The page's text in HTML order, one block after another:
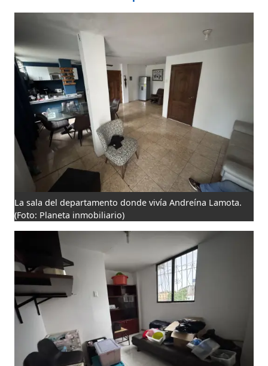
La sala del departamento donde vivía Andreína Lamota.
(Foto: Planeta inmobiliario)